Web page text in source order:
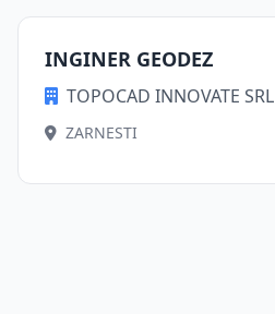
INGINER GEODEZ
TOPOCAD INNOVATE SRL
ZARNESTI